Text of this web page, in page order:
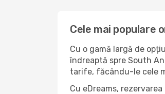
Cele mai populare
Cu o gamă largă de
îndreaptă spre South
tarife, făcându-le cele
Cu eDreams,